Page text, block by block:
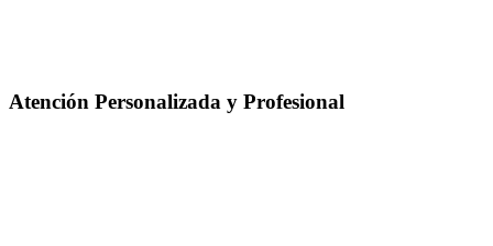
Atención Personalizada y Profesional